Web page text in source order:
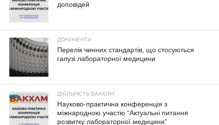
доповідей
ДОКУМЕНТИ
Перелік чинних стандартів, що стосуються
галузі лабораторної медицини
ДІЯЛЬНІСТЬ ВАКХЛМ
Науково-практична конференція з
міжнародною участю “Актуальні питання
розвитку лабораторної медицини”